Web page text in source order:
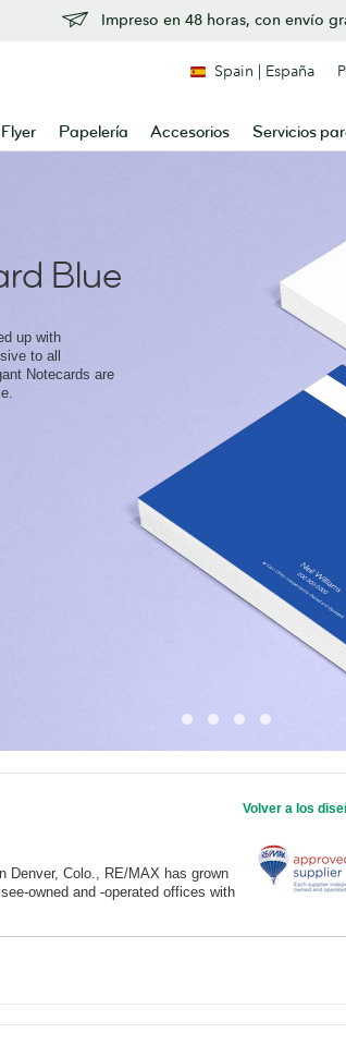
Impreso en 48 horas, con envío
Flyer Papelería Accesorios Servicios
Spain | España
Blue
up with
to all
Notecards are
Volver a los
Denver, Colo., RE/MAX has grown
owned and -operated offices with